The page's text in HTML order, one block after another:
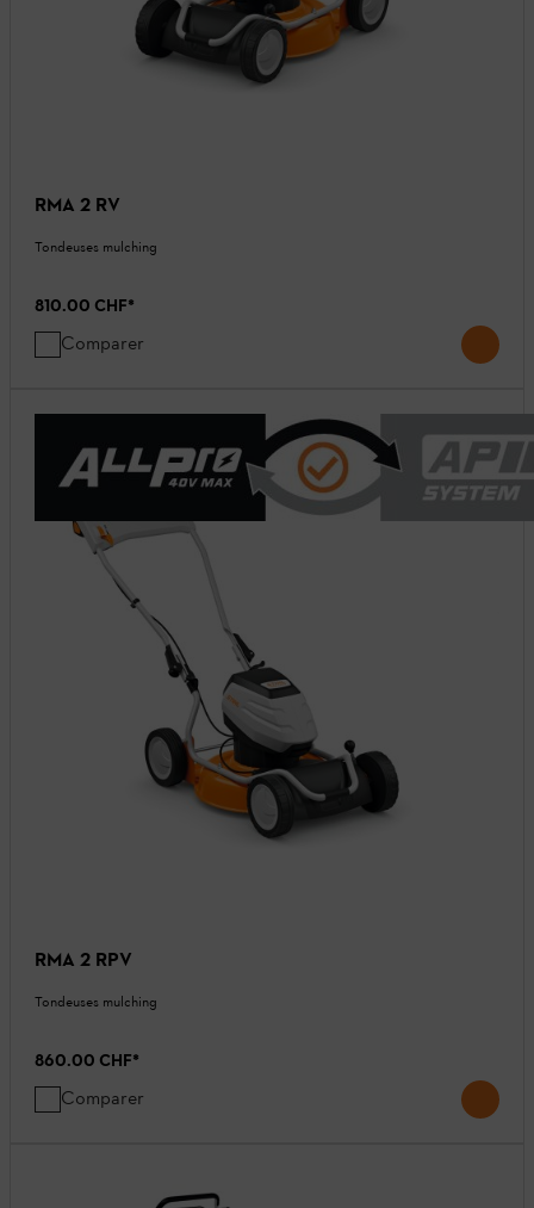
RMA 2 RV
Tondeuses mulching
810.00 CHF*
Comparer
RMA 2 RPV
Tondeuses mulching
860.00 CHF*
Comparer